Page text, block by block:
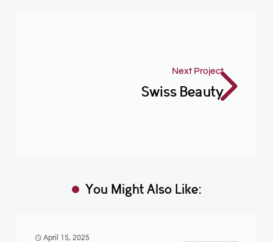
Next Project
Swiss Beauty
You Might Also Like:
April 15, 2025